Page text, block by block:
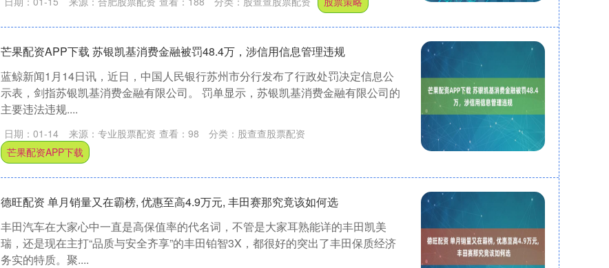
芒果配资APP下载 苏银凯基消费金融被罚48.4万，涉信用信息管理违规
蓝鲸新闻1月14日讯，近日，中国人民银行苏州市分行发布了行政处罚决定信息公
示表，剑指苏银凯基消费金融有限公司。 罚单显示，苏银凯基消费金融有限公司的
主要违法违规....
日期：01-14 来源：专业股票配资 查看： 98 分类： 股查查股票配资
芒果配资APP下载
德旺配资 单月销量又在霸榜, 优惠至高4.9万元, 丰田赛那究竟该如何选
丰田汽车在大家心中一直是高保值率的代名词，不管是大家耳熟能详的丰田凯美
瑞，还是现在主打“品质与安全齐享”的丰田铂智3X，都很好的突出了丰田保质经济
务实的特质。聚....